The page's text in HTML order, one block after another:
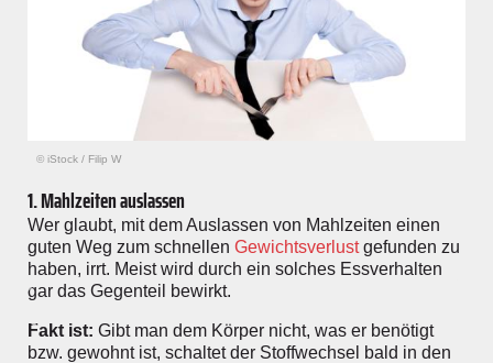
© iStock / Filip W
1. Mahlzeiten auslassen
Wer glaubt, mit dem Auslassen von Mahlzeiten einen
guten Weg zum schnellen Gewichtsverlustgefunden zu
haben, irrt. Meist wird durch ein solches Essverhalten
gar das Gegenteil bewirkt.
Fakt ist: Gibt man dem Körper nicht, was er benötigt
bzw. gewohnt ist, schaltet der Stoffwechsel bald in den